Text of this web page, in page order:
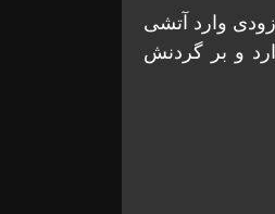
وارد آتشی
و بر گردنش